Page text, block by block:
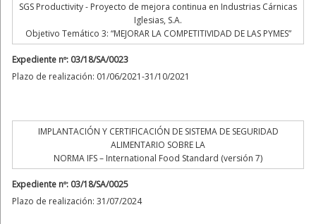
SGS Productivity - Proyecto de mejora continua en Industrias Cárnicas
Iglesias, S.A.
Objetivo Temático 3: “MEJORAR LA COMPETITIVIDAD DE LAS PYMES”
Expediente nº: 03/18/SA/0023
Plazo de realización: 01/06/2021-31/10/2021
IMPLANTACIÓN Y CERTIFICACIÓN DE SISTEMA DE SEGURIDAD
ALIMENTARIO SOBRE LA
NORMA IFS – International Food Standard (versión 7)
Expediente nº: 03/18/SA/0025
Plazo de realización: 31/07/2024